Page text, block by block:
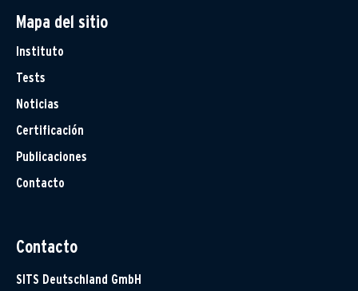
Mapa del sitio
Instituto
Tests
Noticias
Certificación
Publicaciones
Contacto
Contacto
SITS Deutschland GmbH